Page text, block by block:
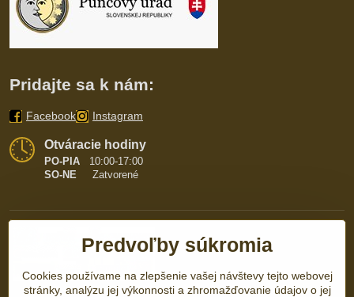
Pridajte sa k nám:
Facebook Instagram
Otváracie hodiny
PO-PIA
10:00-17:00
SO-NE Zatvorené
Predvoľby súkromia
Cookies používame na zlepšenie vašej návštevy tejto webovej
stránky, analýzu jej výkonnosti a zhromažďovanie údajov o jej